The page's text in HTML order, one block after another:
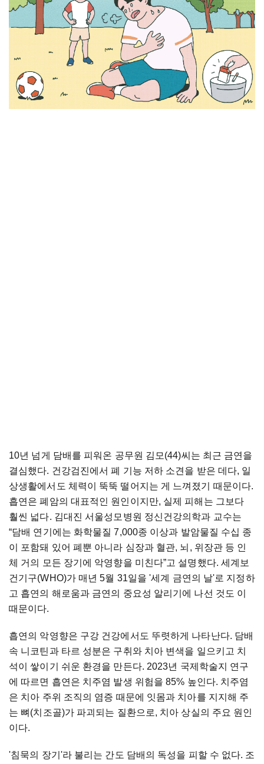
10년 넘게 담배를 피워온 공무원 김모(44)씨는 최근 금연을
결심했다. 건강검진에서 폐 기능 저하 소견을 받은 데다, 일
상생활에서도 체력이 뚝뚝 떨어지는 게 느껴졌기 때문이다.
흡연은 폐암의 대표적인 원인이지만, 실제 피해는 그보다
훨씬 넓다. 김대진 서울성모병원 정신건강의학과 교수는
“담배 연기에는 화학물질 7,000종 이상과 발암물질 수십 종
이 포함돼 있어 폐뿐 아니라 심장과 혈관, 뇌, 위장관 등 인
체 거의 모든 장기에 악영향을 미친다”고 설명했다. 세계보
건기구(WHO)가 매년 5월 31일을 '세계 금연의 날'로 지정하
고 흡연의 해로움과 금연의 중요성 알리기에 나선 것도 이
때문이다.
흡연의 악영향은 구강 건강에서도 뚜렷하게 나타난다. 담배
속 니코틴과 타르 성분은 구취와 치아 변색을 일으키고 치
석이 쌓이기 쉬운 환경을 만든다. 2023년 국제학술지 연구
에 따르면 흡연은 치주염 발생 위험을 85% 높인다. 치주염
은 치아 주위 조직의 염증 때문에 잇몸과 치아를 지지해 주
는 뼈(치조골)가 파괴되는 질환으로, 치아 상실의 주요 원인
이다.
'침묵의 장기'라 불리는 간도 담배의 독성을 피할 수 없다. 조